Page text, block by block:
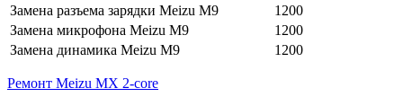
Замена разъема зарядки Meizu M9
1200
Замена микрофона Meizu M9
1200
Замена динамика Meizu M9
1200
Ремонт Meizu MX 2-core